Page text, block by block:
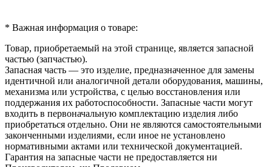
* Важная информация о товаре:
Товар, приобретаемый на этой странице, является запасной
частью (запчастью).
Запасная часть — это изделие, предназначенное для замены
идентичной или аналогичной детали оборудования, машины,
механизма или устройства, с целью восстановления или
поддержания их работоспособности. Запасные части могут
входить в первоначальную комплектацию изделия либо
приобретаться отдельно. Они не являются самостоятельными
законченными изделиями, если иное не установлено
нормативными актами или технической документацией.
Гарантия на запасные части не предоставляется ни